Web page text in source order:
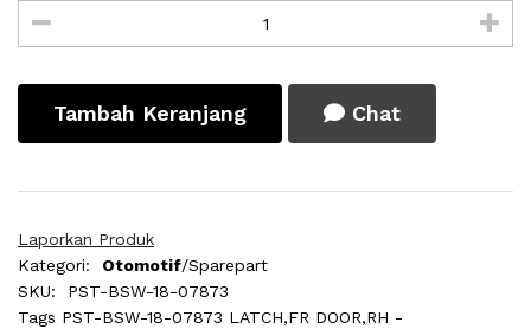
Tambah Keranjang Chat
Laporkan Produk
Kategori:
Otomotif/Sparepart
SKU:
PST-BSW-18-07873
Tags PST-BSW-18-07873 LATCH,FR DOOR,RH -